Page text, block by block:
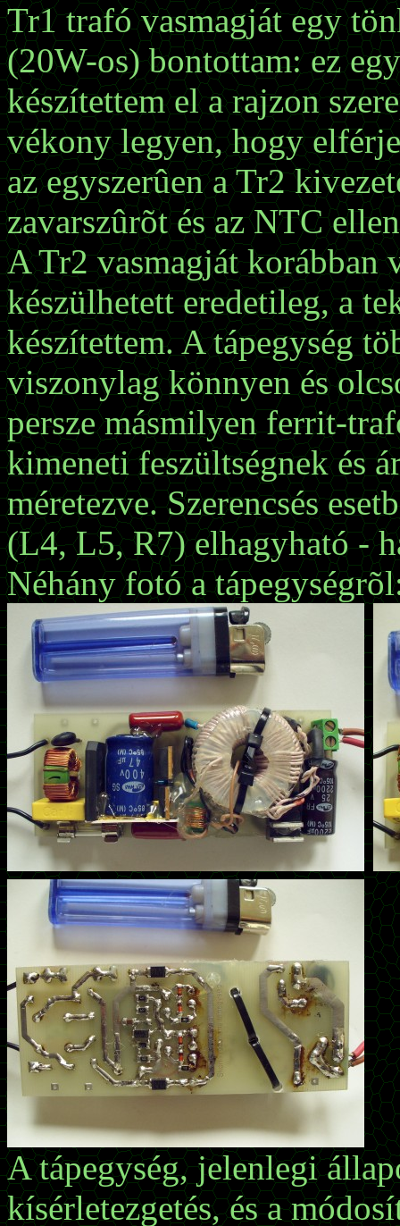
Tr1 trafó vasmagját egy
(20W-os) bontottam: ez
készítettem el a rajzon
vékony legyen, hogy
az egyszerûen a Tr2
zavarszûrõt és az NTC
A Tr2 vasmagját korábban
készülhetett eredetileg, a
készítettem. A tápegység
viszonylag könnyen és
persze másmilyen ferrit-
kimeneti feszültségnek és
méretezve. Szerencsés
(L4, L5, R7) elhagyható -
Néhány fotó a
A tápegység, jelenlegi
kísérletezgetés, és a